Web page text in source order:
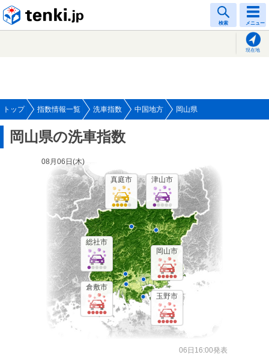
検索 メニュー
現在地
トップ 指数情報一覧 洗車指数 中国地方 岡山県
岡山県の洗車指数
08月06日(木)
岡山市
倉敷市
津山市
総社市
玉野市
真庭市
06日16:00発表